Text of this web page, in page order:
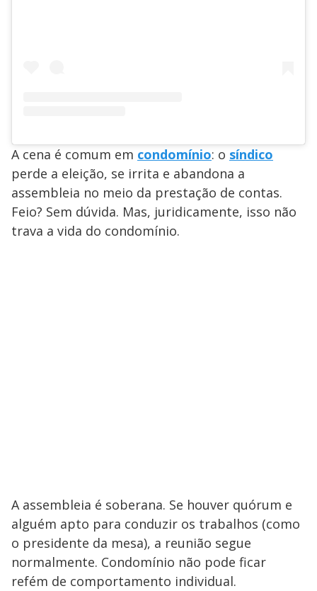
A cena é comum em condomínio: o síndico
perde a eleição, se irrita e abandona a
assembleia no meio da prestação de contas.
Feio? Sem dúvida. Mas, juridicamente, isso não
trava a vida do condomínio.
A assembleia é soberana. Se houver quórum e
alguém apto para conduzir os trabalhos (como
o presidente da mesa), a reunião segue
normalmente. Condomínio não pode ficar
refém de comportamento individual.